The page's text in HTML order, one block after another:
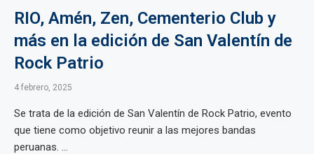
RIO, Amén, Zen, Cementerio Club y
más en la edición de San Valentín de
Rock Patrio
4 febrero, 2025
Se trata de la edición de San Valentín de Rock Patrio, evento
que tiene como objetivo reunir a las mejores bandas
peruanas. ...